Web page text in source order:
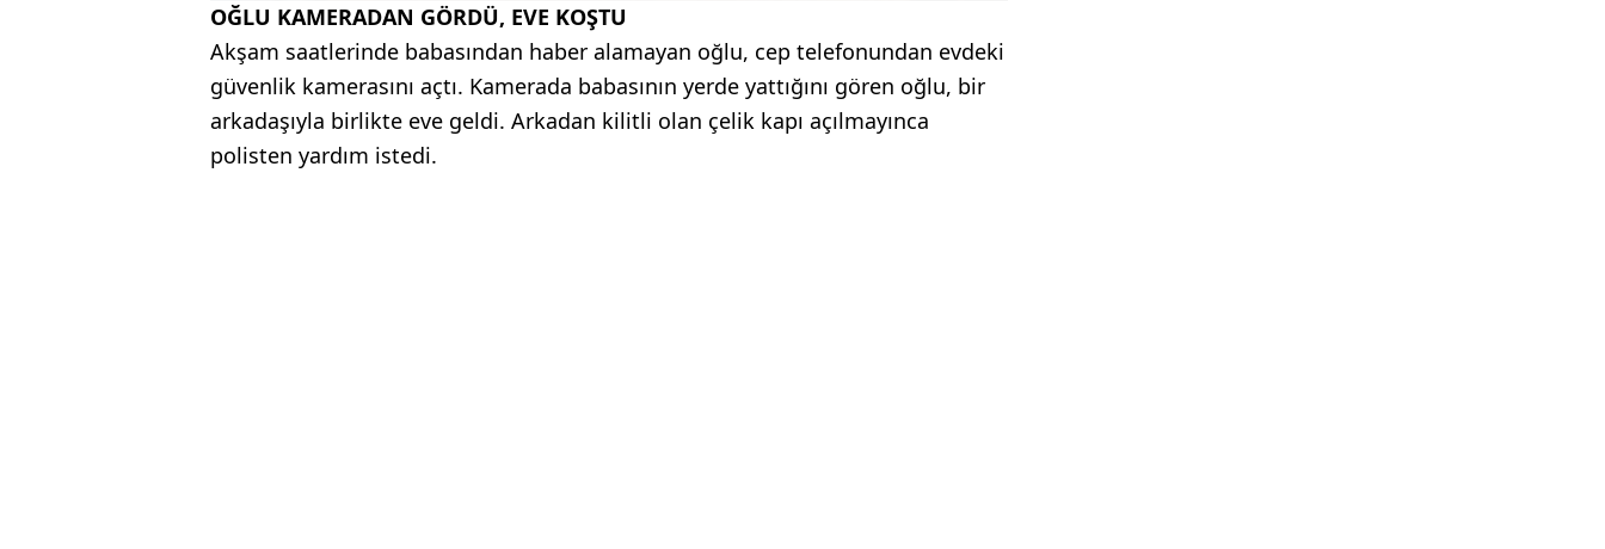
OĞLU KAMERADAN GÖRDÜ, EVE KOŞTU
Akşam saatlerinde babasından haber alamayan oğlu, cep telefonundan evdeki
güvenlik kamerasını açtı. Kamerada babasının yerde yattığını gören oğlu, bir
arkadaşıyla birlikte eve geldi. Arkadan kilitli olan çelik kapı açılmayınca
polisten yardım istedi.